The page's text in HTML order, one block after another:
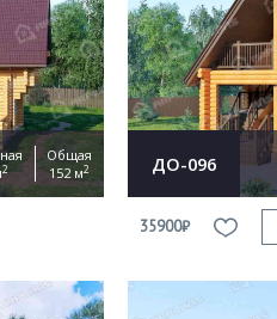
2
Общая
152 м2 ДО-096
35900₽